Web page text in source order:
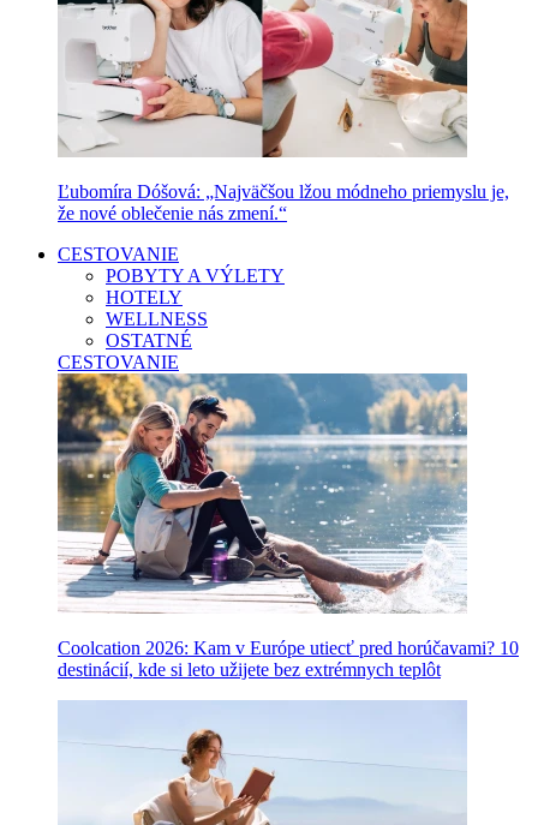
Ľubomíra Dóšová: „Najväčšou lžou módneho priemyslu je,
že nové oblečenie nás zmení.“
CESTOVANIE
POBYTY A VÝLETY
HOTELY
WELLNESS
OSTATNÉ
CESTOVANIE
Coolcation 2026: Kam v Európe utiecť pred horúčavami? 10
destinácií, kde si leto užijete bez extrémnych teplôt